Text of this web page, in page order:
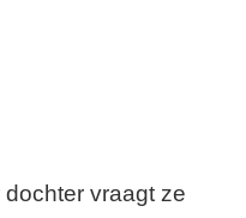
vraagt ze